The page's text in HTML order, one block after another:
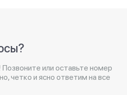
или оставьте номер
четко и ясно ответим на все